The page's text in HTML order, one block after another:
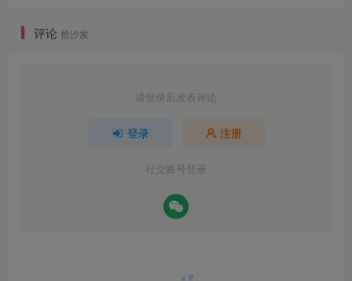
评论 抢沙发
请登录后发表评论
登录 注册
社交账号登录